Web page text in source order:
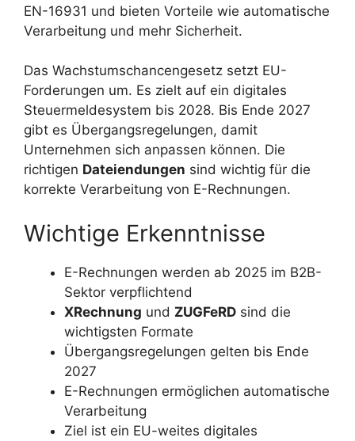
EN-16931 und bieten Vorteile wie automatische
Verarbeitung und mehr Sicherheit.
Das Wachstumschancengesetz setzt EU-
Forderungen um. Es zielt auf ein digitales
Steuermeldesystem bis 2028. Bis Ende 2027
gibt es Übergangsregelungen, damit
Unternehmen sich anpassen können. Die
richtigen Dateiendungen sind wichtig für die
korrekte Verarbeitung von E-Rechnungen.
Wichtige Erkenntnisse
E-Rechnungen werden ab 2025 im B2B-
Sektor verpflichtend
XRechnung und ZUGFeRD sind die
wichtigsten Formate
Übergangsregelungen gelten bis Ende
2027
E-Rechnungen ermöglichen automatische
Verarbeitung
Ziel ist ein EU-weites digitales